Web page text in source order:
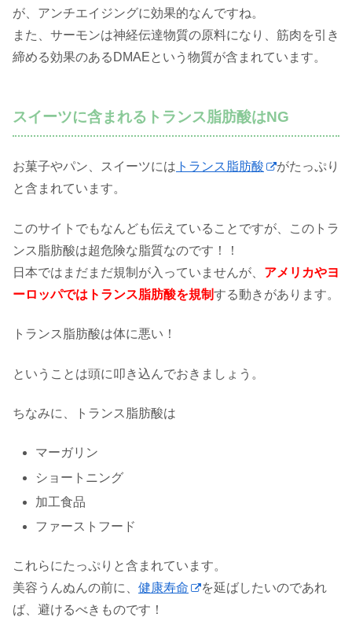
が、アンチエイジングに効果的なんですね。
また、サーモンは神経伝達物質の原料になり、筋肉を引き
締める効果のあるDMAEという物質が含まれています。
スイーツに含まれるトランス脂肪酸はNG
お菓子やパン、スイーツには トランス脂肪酸
がたっぷり
と含まれています。
このサイトでもなんども伝えていることですが、このトラ
ンス脂肪酸は超危険な脂質なのです！！
日本ではまだまだ規制が入っていませんが、 アメリカやヨ
ーロッパではトランス脂肪酸を規制する動きがあります。
トランス脂肪酸は体に悪い！
ということは頭に叩き込んでおきましょう。
ちなみに、トランス脂肪酸は
マーガリン
ショートニング
加工食品
ファーストフード
これらにたっぷりと含まれています。
美容うんぬんの前に、 健康寿命
を延ばしたいのであれ
ば、避けるべきものです！